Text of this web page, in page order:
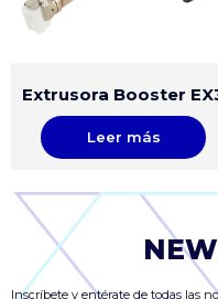
Extrusora Booster
Leer más
Inscríbete y entérate de todas las